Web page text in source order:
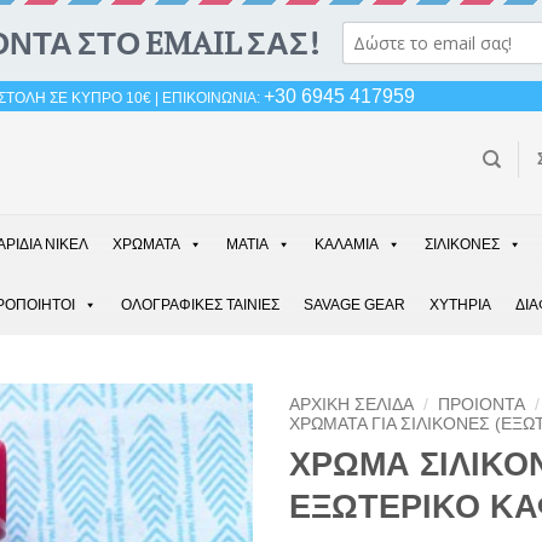
ΣΕ ΚΥΠΡΟ 10€ | ΕΠΙΚΟΙΝΩΝΙΑ: +30 6945 417959
ΝΙΚΕΛ ΧΡΩΜΑΤΑ ΜΑΤΙΑ ΚΑΛΑΜΙΑ ΣΙΛΙΚΟΝΕΣ
ΟΛΟΓΡΑΦΙΚΕΣ ΤΑΙΝΙΕΣ SAVAGE GEAR ΧΥΤΗΡΙΑ
ΑΡΧΙΚΉ ΣΕΛΊΔΑ / ΠΡΟΙΟΝΤΑ /
ΧΡΩΜΑΤΑ ΓΙΑ ΣΙΛΙΚΟΝΕΣ
ΧΡΩΜΑ
ΕΞΩΤΕΡΙΚΟ